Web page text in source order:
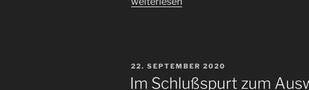
der
Winterpause.“
VERÖFFENTLICHT
22. SEPTEMBER 2020
Im Schlußspurt zum